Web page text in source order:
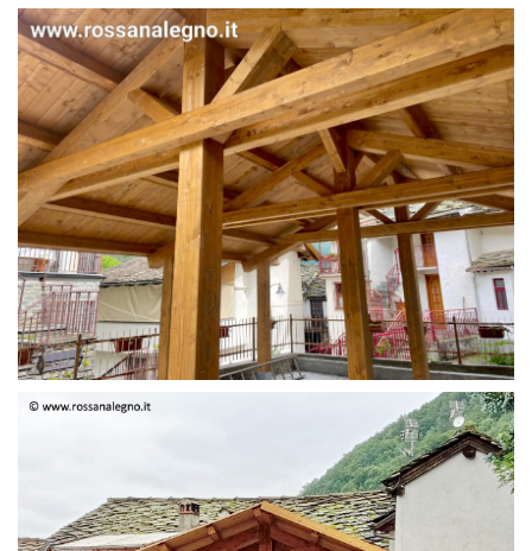
STRUTTURA IN ABETE LAMELLARE